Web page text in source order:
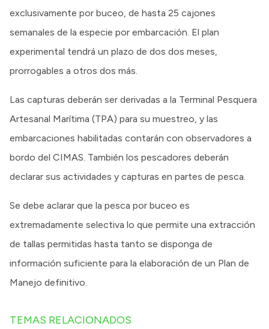
exclusivamente por buceo, de hasta 25 cajones
semanales de la especie por embarcación. El plan
experimental tendrá un plazo de dos dos meses,
prorrogables a otros dos más.
Las capturas deberán ser derivadas a la Terminal Pesquera
Artesanal Marítima (TPA) para su muestreo, y las
embarcaciones habilitadas contarán con observadores a
bordo del CIMAS. También los pescadores deberán
declarar sus actividades y capturas en partes de pesca.
Se debe aclarar que la pesca por buceo es
extremadamente selectiva lo que permite una extracción
de tallas permitidas hasta tanto se disponga de
información suficiente para la elaboración de un Plan de
Manejo definitivo.
TEMAS RELACIONADOS